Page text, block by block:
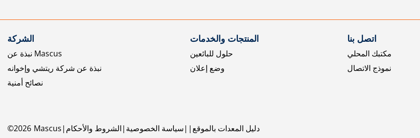
الشركة
نبذة عن Mascus
نبذة عن شركة ريتشي وإخوانه
نصائح أمنية
المنتجات والخدمات
حلول للبائعين
وضع إعلان
اتصل بنا
مكتبك المحلي
نموذج الاتصال
©2026 Mascus الشروط والأحكام سياسة الخصوصية دليل المعدات بالموقع